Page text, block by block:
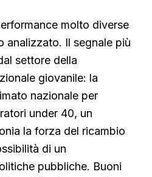
molto diverse
analizzato. Il segnale più
settore della
giovanile: la
nazionale per
under 40, un
la forza del ricambio
di un
pubbliche. Buoni